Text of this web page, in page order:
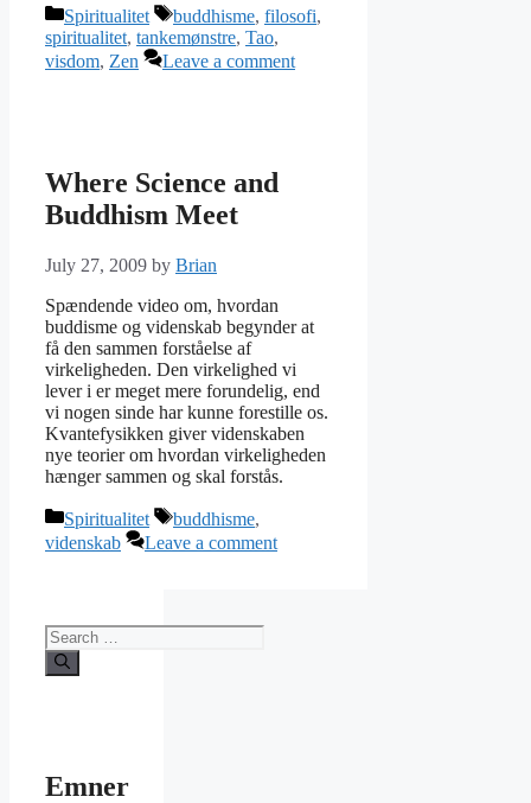
Categories
Spiritualitet Tags
buddhisme, filosofi,
spiritualitet, tankemønstre, Tao,
visdom, Zen Leave a comment
Where Science and
Buddhism Meet
July 27, 2009 by Brian
Spændende video om, hvordan
buddisme og videnskab begynder at
få den sammen forståelse af
virkeligheden. Den virkelighed vi
lever i er meget mere forundelig, end
vi nogen sinde har kunne forestille os.
Kvantefysikken giver videnskaben
nye teorier om hvordan virkeligheden
hænger sammen og skal forstås.
Categories
Spiritualitet Tags
buddhisme,
videnskab
Leave a comment
Search
for:
Emner